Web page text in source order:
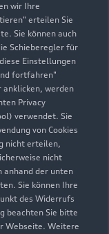
wir Ihre
erteilen Sie
Sie können auch
Schieberegler für
Einstellungen
fortfahren"
anklicken, werden
Privacy
verwendet. Sie
von Cookies
nicht erteilen,
nicht
anhand der unten
Sie können Ihre
des Widerrufs
beachten Sie bitte
Webseite. Weitere